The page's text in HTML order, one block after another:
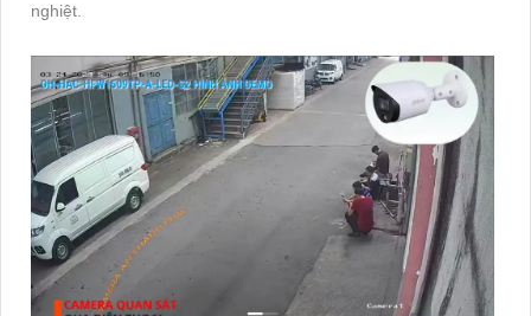
nghiệt.